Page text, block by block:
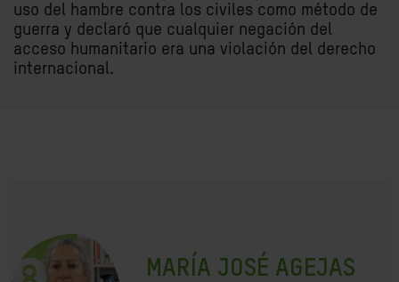
uso del hambre contra los civiles como método de
guerra y declaró que cualquier negación del
acceso humanitario era una violación del derecho
internacional.
MARÍA JOSÉ AGEJAS